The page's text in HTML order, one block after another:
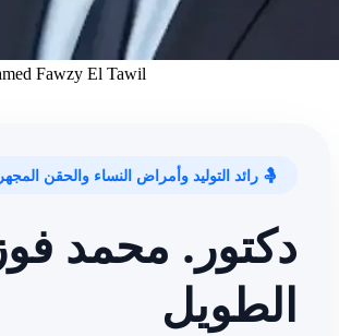
Fawzy El Tawil
🤱 رائد التوليد وأمراض النساء والحقن
دكتور. محمد
الطويل